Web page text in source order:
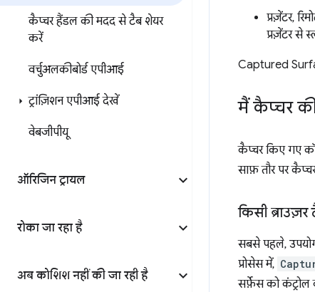
कैप्चर हैंडल की मदद से टैब शेयर
करें
वर्चुअलकीबोर्ड एपीआई
ट्रांज़िशन एपीआई देखें
वेबजीपीयू
ऑरिजिन ट्रायल
रोका जा रहा है
अब कोशिश नहीं की जा रही है
प्रज़ेंटर,
प्रज़ेंटर से
Captured
मैं कैप्चर
कैप्चर किए गए
साफ़ तौर पर
किसी
सबसे पहले,
प्रोसेस में,
सर्फ़ेस को कंट्रोल